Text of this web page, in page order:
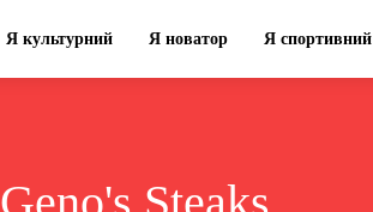
Я культурний Я новатор Я спортивний